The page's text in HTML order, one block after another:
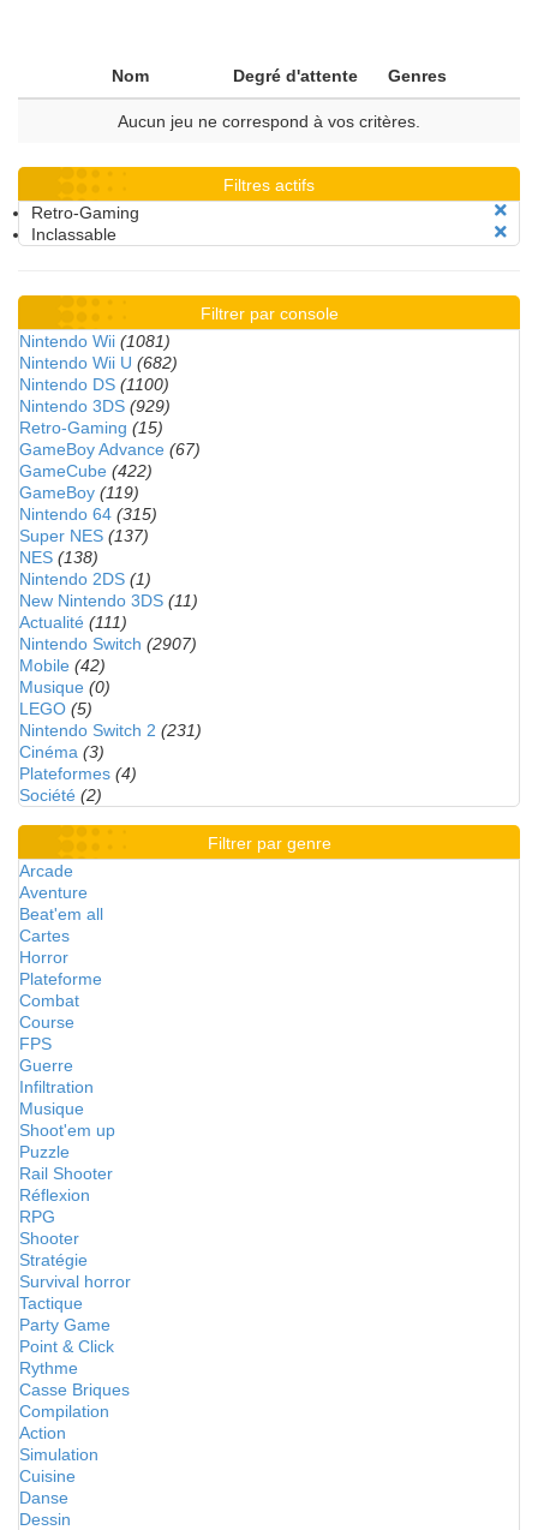
Nom Degré d'attente Genres
Aucun jeu ne correspond à vos critères.
Filtres actifs
Retro-Gaming
Inclassable
Filtrer par console
Nintendo Wii (1081)
Nintendo Wii U (682)
Nintendo DS (1100)
Nintendo 3DS (929)
Retro-Gaming (15)
GameBoy Advance (67)
GameCube (422)
GameBoy (119)
Nintendo 64 (315)
Super NES (137)
NES (138)
Nintendo 2DS (1)
New Nintendo 3DS (11)
Actualité (111)
Nintendo Switch (2907)
Mobile (42)
Musique (0)
LEGO (5)
Nintendo Switch 2 (231)
Cinéma (3)
Plateformes (4)
Société (2)
Filtrer par genre
Arcade
Aventure
Beat'em all
Cartes
Horror
Plateforme
Combat
Course
FPS
Guerre
Infiltration
Musique
Shoot'em up
Puzzle
Rail Shooter
Réflexion
RPG
Shooter
Stratégie
Survival horror
Tactique
Party Game
Point & Click
Rythme
Casse Briques
Compilation
Action
Simulation
Cuisine
Danse
Dessin